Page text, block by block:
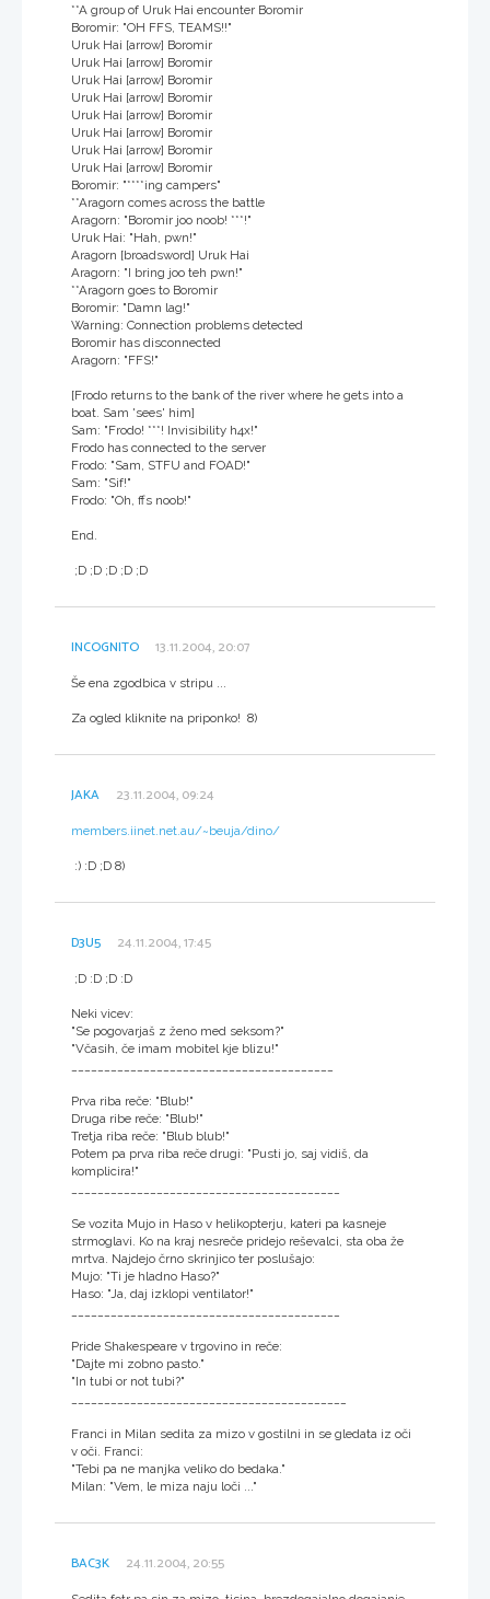
**A group of Uruk Hai encounter Boromir
Boromir: "OH FFS, TEAMS!!"
Uruk Hai [arrow] Boromir
Uruk Hai [arrow] Boromir
Uruk Hai [arrow] Boromir
Uruk Hai [arrow] Boromir
Uruk Hai [arrow] Boromir
Uruk Hai [arrow] Boromir
Uruk Hai [arrow] Boromir
Uruk Hai [arrow] Boromir
Boromir: "****ing campers"
**Aragorn comes across the battle
Aragorn: "Boromir joo noob! ***!"
Uruk Hai: "Hah, pwn!"
Aragorn [broadsword] Uruk Hai
Aragorn: "I bring joo teh pwn!"
**Aragorn goes to Boromir
Boromir: "Damn lag!"
Warning: Connection problems detected
Boromir has disconnected
Aragorn: "FFS!"
[Frodo returns to the bank of the river where he gets into a
boat. Sam 'sees' him]
Sam: "Frodo! ***! Invisibility h4x!"
Frodo has connected to the server
Frodo: "Sam, STFU and FOAD!"
Sam: "Sif!"
Frodo: "Oh, ffs noob!"
End.
;D ;D ;D ;D ;D
INCOGNITO 13.11.2004, 20:07
Še ena zgodbica v stripu ...
Za ogled kliknite na priponko! 8)
JAKA 23.11.2004, 09:24
members.iinet.net.au/~beuja/dino/
:) :D ;D 8)
D3U5 24.11.2004, 17:45
;D :D ;D :D
Neki vicev:
"Se pogovarjaš z ženo med seksom?"
"Včasih, če imam mobitel kje blizu!"
Prva riba reče: "Blub!"
Druga ribe reče: "Blub!"
Tretja riba reče: "Blub blub!"
Potem pa prva riba reče drugi: "Pusti jo, saj vidiš, da
komplicira!"
Se vozita Mujo in Haso v helikopterju, kateri pa kasneje
strmoglavi. Ko na kraj nesreče pridejo reševalci, sta oba že
mrtva. Najdejo črno skrinjico ter poslušajo:
Mujo: "Ti je hladno Haso?"
Haso: "Ja, daj izklopi ventilator!"
Pride Shakespeare v trgovino in reče:
"Dajte mi zobno pasto."
"In tubi or not tubi?"
Franci in Milan sedita za mizo v gostilni in se gledata iz oči
v oči. Franci:
"Tebi pa ne manjka veliko do bedaka."
Milan: "Vem, le miza naju loči ..."
BAC3K 24.11.2004, 20:55